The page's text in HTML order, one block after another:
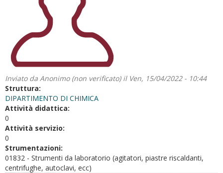
Inviato da Anonimo (non verificato)il Ven, 15/04/2022 - 10:44
Struttura:
DIPARTIMENTO DI CHIMICA
Attività didattica:
0
Attività servizio:
0
Strumentazioni:
01832 - Strumenti da laboratorio (agitatori, piastre riscaldanti,
centrifughe, autoclavi, ecc)